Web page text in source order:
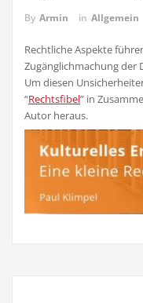
By Armin in Allgemein
Rechtliche Aspekte
Zugänglichmachung der
Um diesen
“Rechtsfibel” in
Autor heraus.